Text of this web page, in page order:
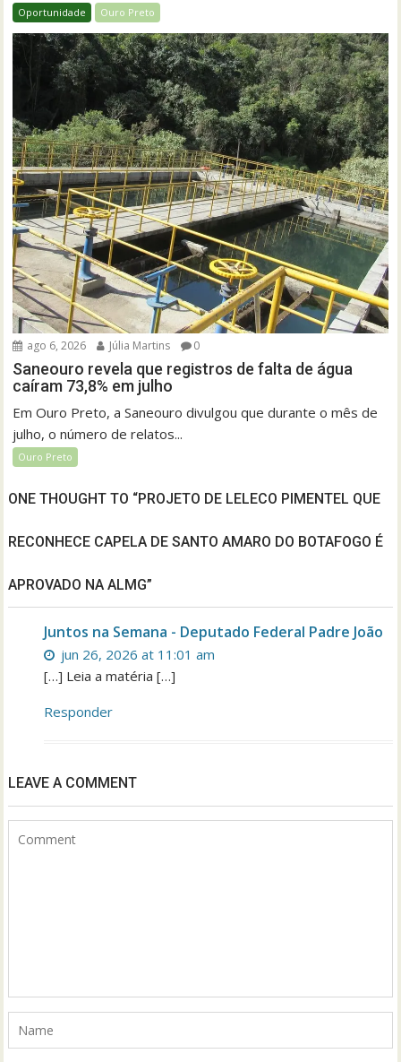
Oportunidade Ouro Preto
ago 6, 2026 Júlia Martins 0
Saneouro revela que registros de falta de água
caíram 73,8% em julho
Em Ouro Preto, a Saneouro divulgou que durante o mês de
julho, o número de relatos...
Ouro Preto
ONE THOUGHT TO “PROJETO DE LELECO PIMENTEL QUE
RECONHECE CAPELA DE SANTO AMARO DO BOTAFOGO É
APROVADO NA ALMG”
Juntos na Semana - Deputado Federal Padre João
jun 26, 2026 at 11:01 am
[…] Leia a matéria […]
Responder
LEAVE A COMMENT